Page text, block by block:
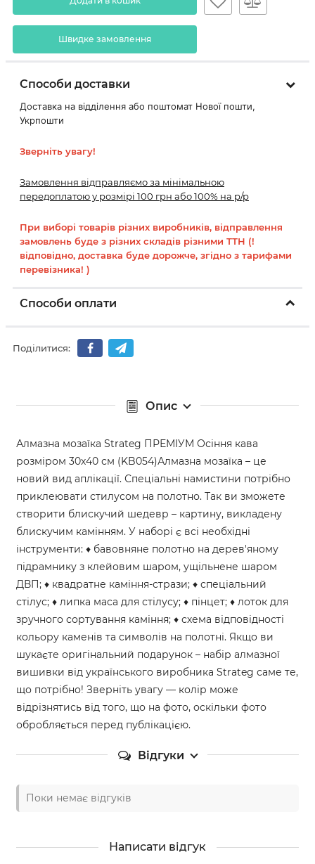
Швидке замовлення
Способи доставки
Доставка на відділення або поштомат Нової пошти,
Укрпошти
Зверніть увагу!
Замовлення відправляємо за мінімальною
передоплатою у розмірі 100 грн або 100% на р/р
При виборі товарів різних виробників, відправлення
замовлень буде з різних складів різними ТТН (!
відповідно, доставка буде дорожче, згідно з тарифами
перевізника! )
Способи оплати
Поділитися:
Опис
Алмазна мозаїка Strateg ПРЕМІУМ Осіння кава
розміром 30х40 см (KB054)Алмазна мозаїка – це
новий вид аплікації. Спеціальні намистини потрібно
приклеювати стилусом на полотно. Так ви зможете
створити блискучий шедевр – картину, викладену
блискучим камінням. У наборі є всі необхідні
інструменти: ♦ бавовняне полотно на дерев'яному
підрамнику з клейовим шаром, ущільнене шаром
ДВП; ♦ квадратне каміння-стрази; ♦ спеціальний
стілус; ♦ липка маса для стілусу; ♦ пінцет; ♦ лоток для
зручного сортування каміння; ♦ схема відповідності
кольору каменів та символів на полотні. Якщо ви
шукаєте оригінальний подарунок – набір алмазної
вишивки від українського виробника Strateg саме те,
що потрібно! Зверніть увагу — колір може
відрізнятись від того, що на фото, оскільки фото
обробляється перед публікацією.
Відгуки
Поки немає відгуків
Написати відгук